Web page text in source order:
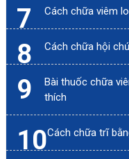
7 Cách chữa viêm
8 Cách chữa hội
9
Bài thuốc chữa
thích
10Cách chữa trĩ